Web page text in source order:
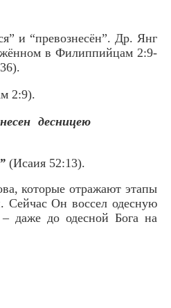
и “превознесён”. Др. Янг
в Филиппийцам 2:9-
2:9).
десницею
(Исаия 52:13).
которые отражают этапы
Сейчас Он воссел одесную
– даже до одесной Бога на